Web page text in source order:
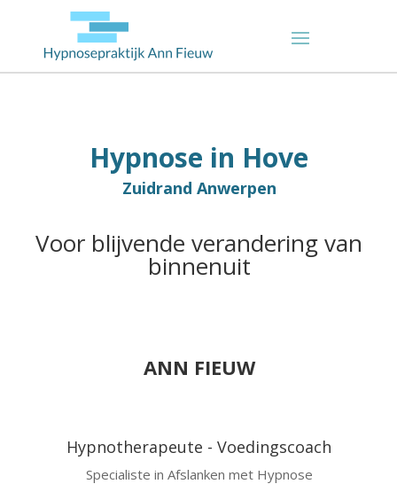
Hypnose in Hove
Zuidrand Anwerpen
Voor blijvende verandering van
binnenuit
ANN FIEUW
Hypnotherapeute - Voedingscoach
Specialiste in Afslanken met Hypnose